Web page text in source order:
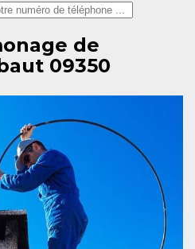
de
09350